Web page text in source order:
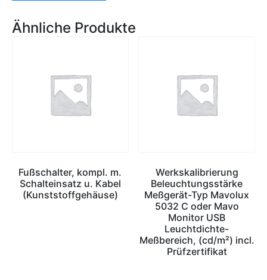
Ähnliche Produkte
Fußschalter, kompl. m.
Schalteinsatz u. Kabel
(Kunststoffgehäuse)
Werkskalibrierung
Beleuchtungsstärke
Meßgerät-Typ Mavolux
5032 C oder Mavo
Monitor USB
Leuchtdichte-
Meßbereich, (cd/m²) incl.
Prüfzertifikat